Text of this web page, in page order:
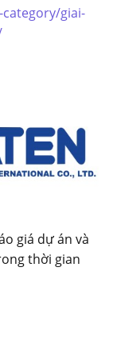
giai-
giá dự án và
thời gian